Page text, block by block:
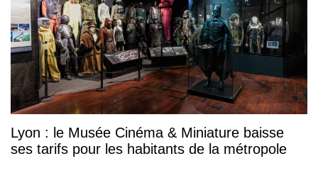
Lyon : le Musée Cinéma & Miniature baisse
ses tarifs pour les habitants de la métropole